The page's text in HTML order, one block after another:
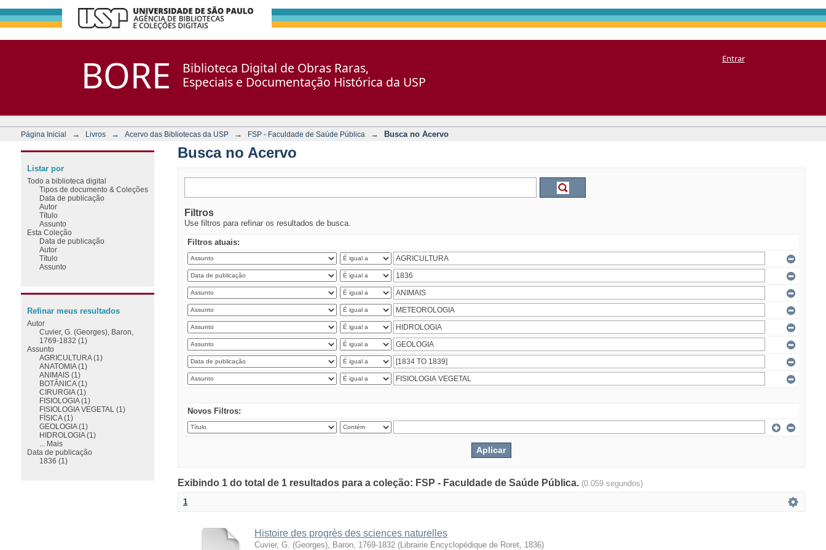
BORE
Biblioteca Digital de Obras Raras,
Especiais e Documentação Histórica da USP
Entrar
Página Inicial → Livros → Acervo das Bibliotecas da USP → FSP - Faculdade de Saúde Pública → Busca no Acervo
Busca no Acervo
Filtros
Use filtros para refinar os resultados de busca.
Filtros atuais:
Novos Filtros:
Exibindo 1 do total de 1 resultados para a coleção: FSP - Faculdade de Saúde Pública. (0.059 segundos)
1
Histoire des progrès des sciences naturelles
Cuvier, G. (Georges), Baron, 1769-1832 (Librairie Encyclopédique de Roret, 1836)
Listar por
Todo a biblioteca digital
Tipos de documento & Coleções
Data de publicação
Autor
Título
Assunto
Esta Coleção
Data de publicação
Autor
Título
Assunto
Refinar meus resultados
Autor
Cuvier, G. (Georges), Baron,
1769-1832 (1)
Assunto
AGRICULTURA (1)
ANATOMIA (1)
ANIMAIS (1)
BOTÂNICA (1)
CIRURGIA (1)
FISIOLOGIA (1)
FISIOLOGIA VEGETAL (1)
FÍSICA (1)
GEOLOGIA (1)
HIDROLOGIA (1)
... Mais
Data de publicação
1836 (1)